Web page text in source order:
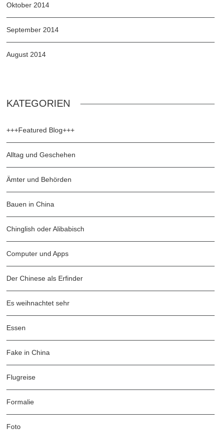
Oktober 2014
September 2014
August 2014
KATEGORIEN
+++Featured Blog+++
Alltag und Geschehen
Ämter und Behörden
Bauen in China
Chinglish oder Alibabisch
Computer und Apps
Der Chinese als Erfinder
Es weihnachtet sehr
Essen
Fake in China
Flugreise
Formalie
Foto